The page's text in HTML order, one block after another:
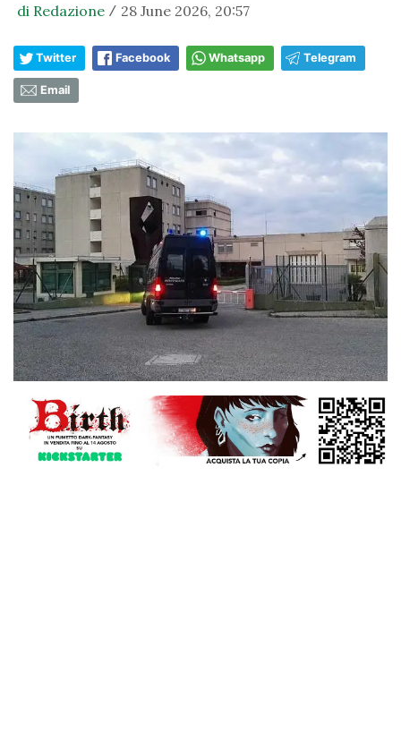
di Redazione / 28 June 2026, 20:57
Twitter Facebook Whatsapp Telegram
Email